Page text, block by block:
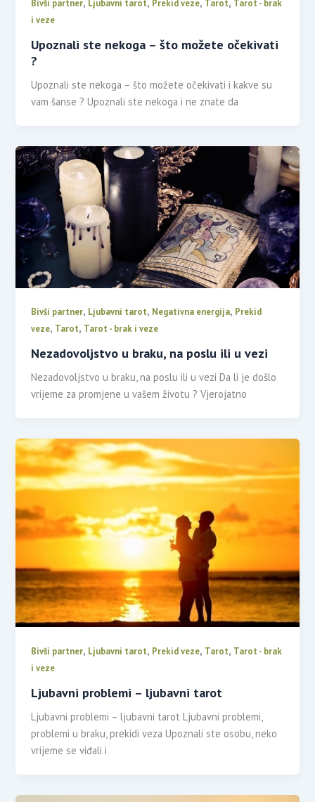
Bivši partner, Ljubavni tarot, Prekid veze, Tarot, Tarot - brak
i veze
Upoznali ste nekoga – što možete očekivati
?
Upoznali ste nekoga – što možete očekivati i kakve su
vam šanse ? Upoznali ste nekoga i ne znate da
Bivši partner, Ljubavni tarot, Negativna energija, Prekid
veze, Tarot, Tarot - brak i veze
Nezadovoljstvo u braku, na poslu ili u vezi
Nezadovoljstvo u braku, na poslu ili u vezi Da li je došlo
vrijeme za promjene u vašem životu ? Vjerojatno
Bivši partner, Ljubavni tarot, Prekid veze, Tarot, Tarot - brak
i veze
Ljubavni problemi – ljubavni tarot
Ljubavni problemi – ljubavni tarot Ljubavni problemi,
problemi u braku, prekidi veza Upoznali ste osobu, neko
vrijeme se viđali i